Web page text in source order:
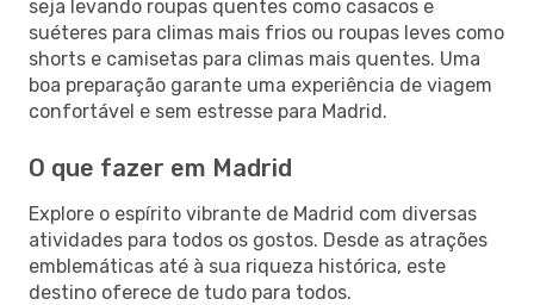
seja levando roupas quentes como casacos e
suéteres para climas mais frios ou roupas leves como
shorts e camisetas para climas mais quentes. Uma
boa preparação garante uma experiência de viagem
confortável e sem estresse para Madrid.
O que fazer em Madrid
Explore o espírito vibrante de Madrid com diversas
atividades para todos os gostos. Desde as atrações
emblemáticas até à sua riqueza histórica, este
destino oferece de tudo para todos.